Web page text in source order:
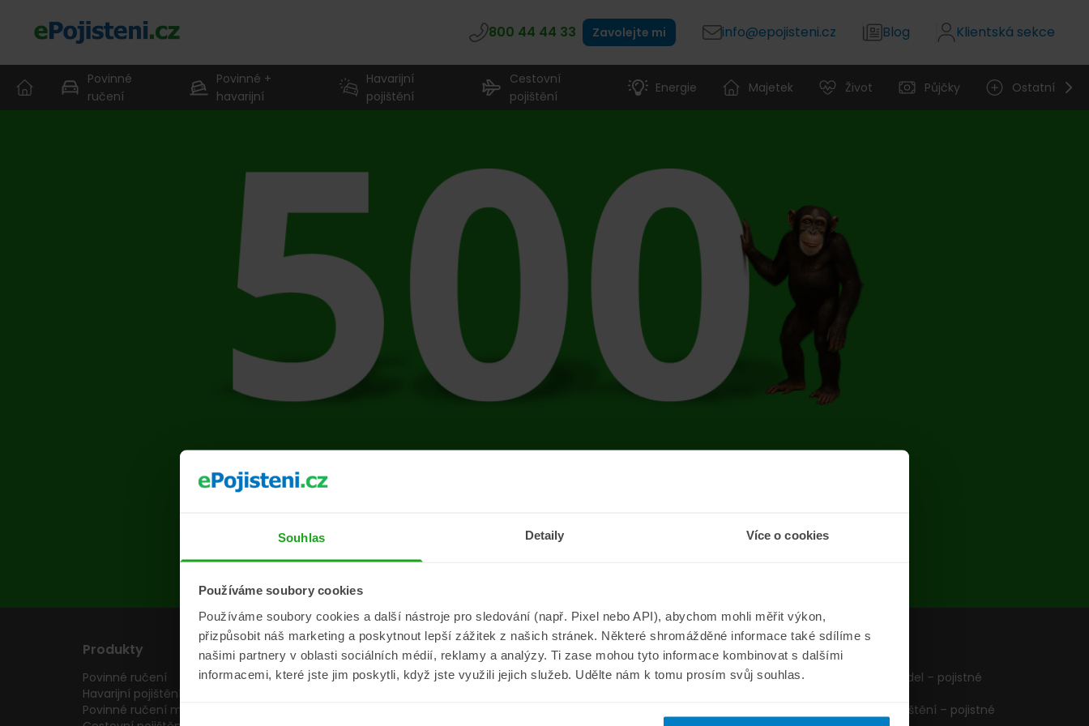
Souhlas Detaily Více o cookies
Používáme soubory cookies
Používáme soubory cookies a další nástroje pro sledování (např. Pixel nebo API), abychom mohli měřit výkon,
přizpůsobit náš marketing a poskytnout lepší zážitek z našich stránek. Některé shromážděné informace také sdílíme s
našimi partnery v oblasti sociálních médií, reklamy a analýzy. Ti zase mohou tyto informace kombinovat s dalšími
informacemi, které jste jim poskytli, když jste využili jejich služeb. Udělte nám k tomu prosím svůj souhlas.
800 44 44 33 Zavolejte mi info@epojisteni.cz Blog Klientská sekce
Povinné
ručení
Povinné +
havarijní
Havarijní
pojištění
Cestovní
pojištění
Energie Majetek Život Půjčky Ostatní
Na stránce se vyskytla chyba
Přejít na úvodní stránku
Produkty
Povinné ručení
Havarijní pojištění
Povinné ručení motocyklu
Pojišťovny
Pojišťovny
Informace
Aktuality
ePojisteni.cz
O nás
Formuláře
Pojištění vozidel – pojistné
Cestovní pojištění – pojistné